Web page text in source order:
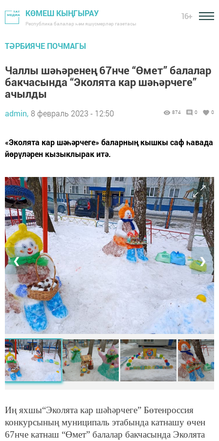
КӨМЕШ КЫҢГЫРАУ
Республика балалар һәм яшүсмерләр газетасы
16+
ТӘРБИЯЧЕ ПОЧМАГЫ
Чаллы шәһәренең 67нче “Өмет” балалар
бакчасында “Эколята кар шәһәрчеге”
ачылды
admin, 8 февраль 2023 - 12:50 874 0 0
«Эколята кар шәһәрчеге» баларның кышкы саф һавада
йөрүләрен кызыклырак итә.
❮ ❯
Иң яхшы“Эколята кар шәһәрчеге” Бөтенроссия
конкурсының муниципаль этабында катнашу өчен
67нче катнаш “Өмет” балалар бакчасында Эколята